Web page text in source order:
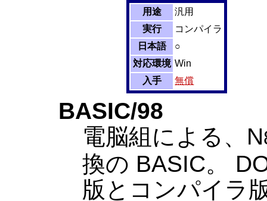
用途
汎用
実行
コンパイラ
日本語
○
対応環境 Win
入手
無償
BASIC/98
電脳組による、N
換の BASIC。
版とコンパイラ